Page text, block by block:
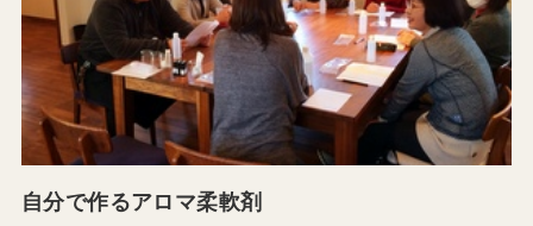
自分で作るアロマ柔軟剤